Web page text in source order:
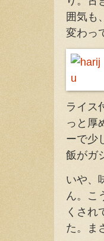
囲気も
変わっ
ライス
っと厚
ーで少
飯がガ
いや、
ん。こ
くされ
た。ま